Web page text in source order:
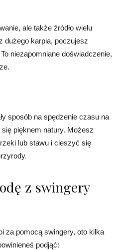
ale także źródło wielu
dużego karpia, poczujesz
niezapomniane doświadczenie,
sposób na spędzenie czasu na
pięknem natury. Możesz
lub stawu i cieszyć się
z swingery
za pomocą swingery, oto kilka
podjąć: